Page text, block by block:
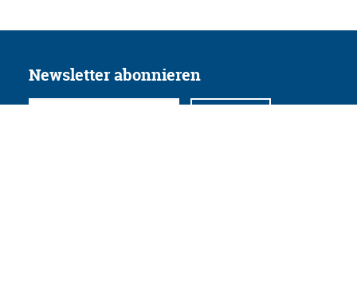
Newsletter abonnieren